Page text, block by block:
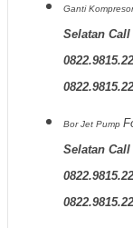
Ganti
Selatan Call
Bor Jet Pump
Selatan Call